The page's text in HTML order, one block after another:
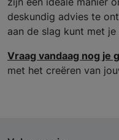
deskundig advies te
aan de slag kunt met
Vraag vandaag nog je
met het creëren van